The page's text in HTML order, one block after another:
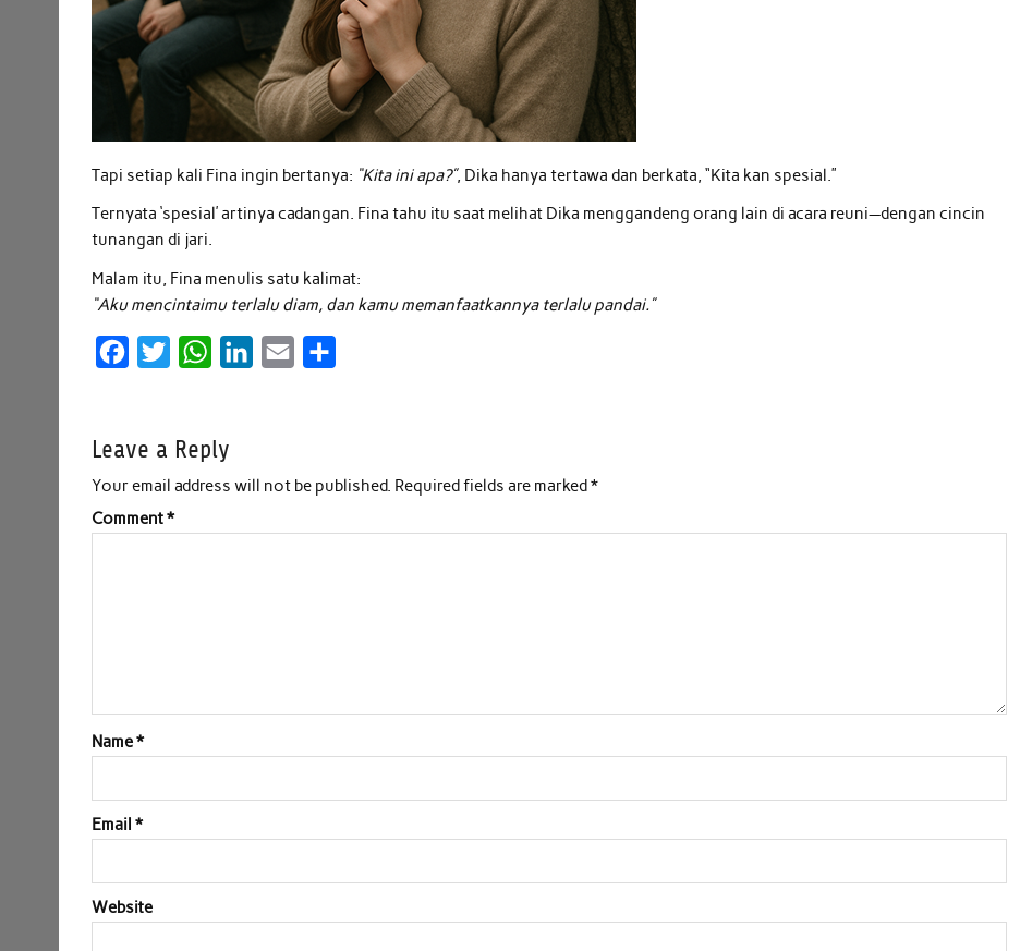
Tapi setiap kali Fina ingin bertanya: “Kita ini apa?”, Dika hanya tertawa dan berkata, “Kita kan spesial.”
Ternyata ‘spesial’ artinya cadangan. Fina tahu itu saat melihat Dika menggandeng orang lain di acara reuni—dengan cincin
tunangan di jari.
Malam itu, Fina menulis satu kalimat:
“Aku mencintaimu terlalu diam, dan kamu memanfaatkannya terlalu pandai.”
e
b
o
t
e
W
s
e
l
e
Leave a Reply
Your email address will not be published. Required fields are marked*
Comment*
Name*
Email*
Website